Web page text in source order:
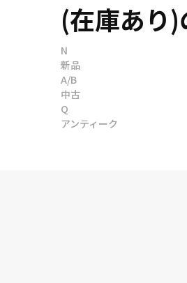
(在庫あり
N
新品
A/B
中古
Q
アンティーク